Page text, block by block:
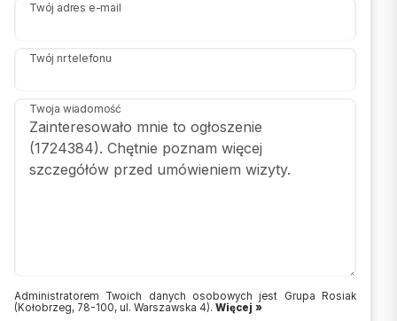
Twój adres e-mail
Twój nr telefonu
Twoja wiadomość
Administratorem Twoich danych osobowych jest Grupa Rosiak
(Kołobrzeg, 78-100, ul. Warszawska 4). Więcej »